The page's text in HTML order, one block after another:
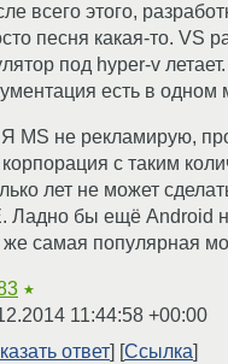
всего этого,
песня какая-то. VS
под hyper-v
есть в одном
MS не рекламирую,
корпорация с таким
лет не может
Ладно бы ещё Android
же самая популярная
★
11:44:58 +00:00
ответ
Ссылка